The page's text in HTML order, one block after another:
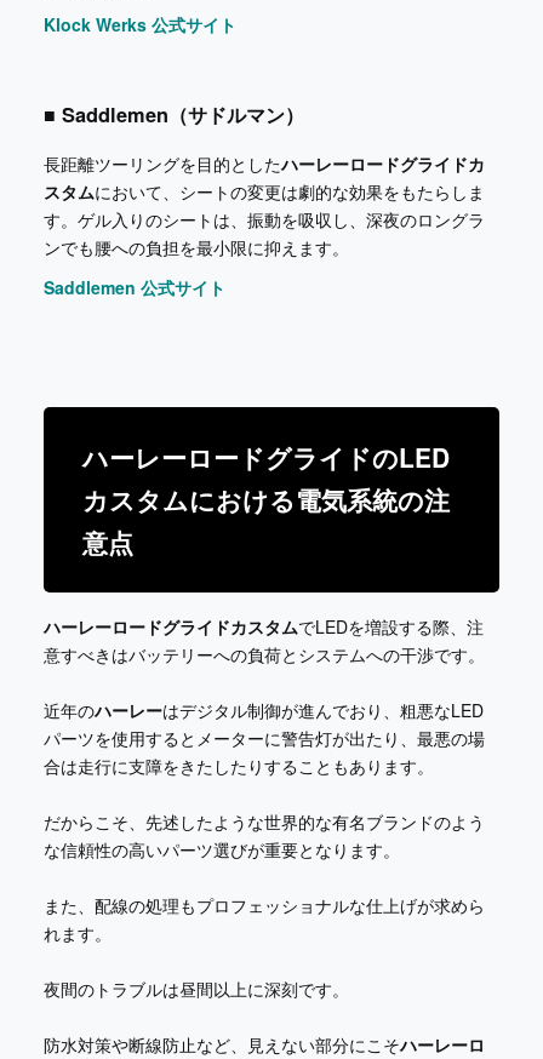
Klock Werks 公式サイト
■ Saddlemen（サドルマン）
長距離ツーリングを目的としたハーレーロードグライドカ
スタムにおいて、シートの変更は劇的な効果をもたらしま
す。ゲル入りのシートは、振動を吸収し、深夜のロングラ
ンでも腰への負担を最小限に抑えます。
Saddlemen 公式サイト
ハーレーロードグライドのLED
カスタムにおける電気系統の注
意点
ハーレーロードグライドカスタムでLEDを増設する際、注
意すべきはバッテリーへの負荷とシステムへの干渉です。
近年のハーレーはデジタル制御が進んでおり、粗悪なLED
パーツを使用するとメーターに警告灯が出たり、最悪の場
合は走行に支障をきたしたりすることもあります。
だからこそ、先述したような世界的な有名ブランドのよう
な信頼性の高いパーツ選びが重要となります。
また、配線の処理もプロフェッショナルな仕上げが求めら
れます。
夜間のトラブルは昼間以上に深刻です。
防水対策や断線防止など、見えない部分にこそハーレーロ